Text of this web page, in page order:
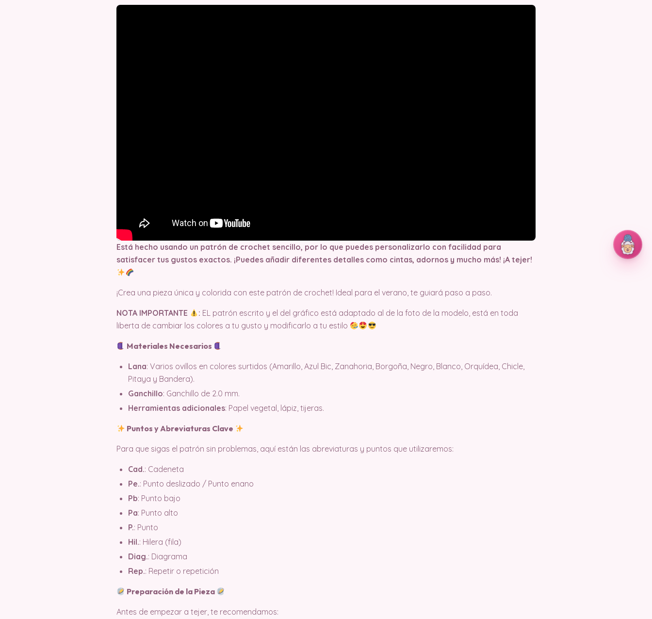
Está hecho usando un patrón de crochet sencillo, por lo que puedes personalizarlo con facilidad para
satisfacer tus gustos exactos. ¡Puedes añadir diferentes detalles como cintas, adornos y mucho más! ¡A tejer!
¡Crea una pieza única y colorida con este patrón de crochet! Ideal para el verano, te guiará paso a paso.
NOTA IMPORTANTE : EL patrón escrito y el del gráfico está adaptado al de la foto de la modelo, está en toda
liberta de cambiar los colores a tu gusto y modificarlo a tu estilo
Materiales Necesarios
Lana: Varios ovillos en colores surtidos (Amarillo, Azul Bic, Zanahoria, Borgoña, Negro, Blanco, Orquídea, Chicle,
Pitaya y Bandera).
Ganchillo: Ganchillo de 2.0 mm.
Herramientas adicionales: Papel vegetal, lápiz, tijeras.
Puntos y Abreviaturas Clave
Para que sigas el patrón sin problemas, aquí están las abreviaturas y puntos que utilizaremos:
Cad.: Cadeneta
Pe.: Punto deslizado / Punto enano
Pb: Punto bajo
Pa: Punto alto
P.: Punto
Hil.: Hilera (fila)
Diag.: Diagrama
Rep.: Repetir o repetición
Preparación de la Pieza
Antes de empezar a tejer, te recomendamos: